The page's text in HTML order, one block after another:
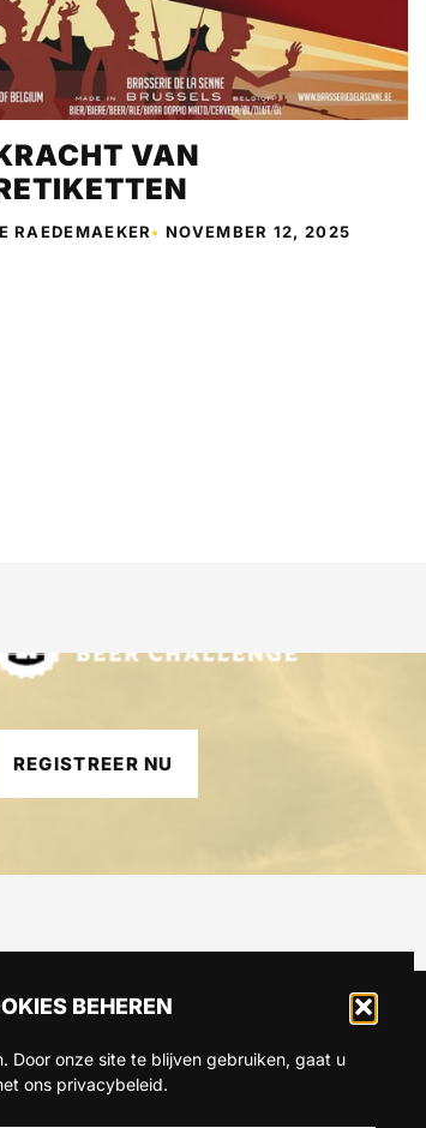
BEHEREN
Door onze site te blijven gebruiken, gaat u
ons privacybeleid.
VAN
RAEDEMAEKER•NOVEMBER 12, 2025
REGISTREER NU